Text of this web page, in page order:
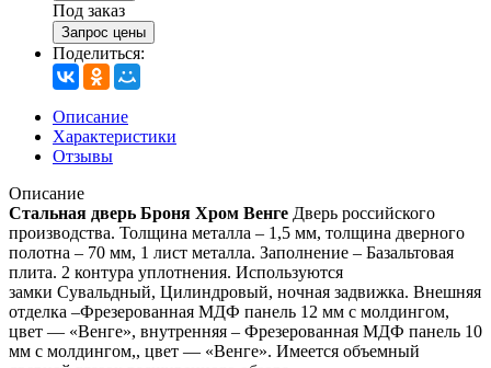
Под заказ
Запрос цены
Поделиться:
Описание
Характеристики
Отзывы
Описание
Стальная дверь Броня Хром Венге Дверь российского
производства. Толщина металла – 1,5 мм, толщина дверного
полотна – 70 мм, 1 лист металла. Заполнение – Базальтовая
плита. 2 контура уплотнения. Используются
замки Сувальдный, Цилиндровый, ночная задвижка. Внешняя
отделка –Фрезерованная МДФ панель 12 мм с молдингом,
цвет — «Венге», внутренняя – Фрезерованная МДФ панель 10
мм с молдингом,, цвет — «Венге». Имеется объемный